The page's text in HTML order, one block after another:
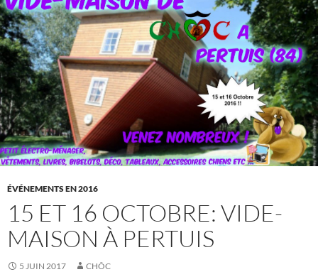
ÉVÉNEMENTS EN 2016
15 ET 16 OCTOBRE: VIDE-
MAISON À PERTUIS
5 JUIN 2017 CHÔC